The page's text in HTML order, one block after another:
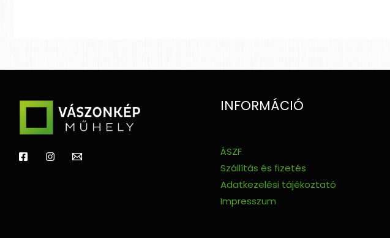
INFORMÁCIÓ
ÁSZF
Szállítás és fizetés
Adatkezelési tájékoztató
Impresszum